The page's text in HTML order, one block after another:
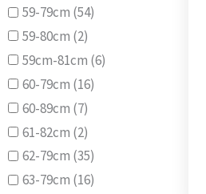
59-79cm (54)
59-80cm (2)
59cm-81cm (6)
60-79cm (16)
60-89cm (7)
61-82cm (2)
62-79cm (35)
63-79cm (16)